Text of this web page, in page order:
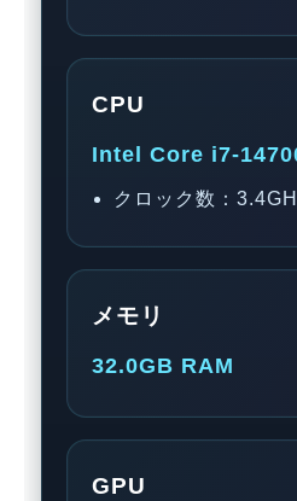
CPU
Intel Core i7-
クロック数：
メモリ
32.0GB RAM
GPU